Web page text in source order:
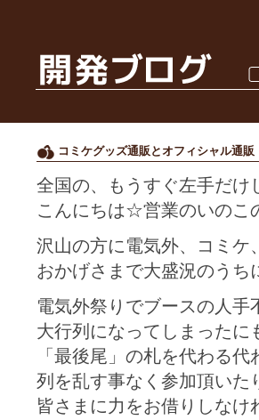
コミケグッズ通販とオフィシャル通販
全国の、もうすぐ左手だけ
こんにちは☆営業のいのこ
沢山の方に電気外、コミケ
おかげさまで大盛況のう
電気外祭りでブースの人手
大行列になってしまったに
「最後尾」の札を代わる
列を乱す事なく参加頂いた
皆さまに力をお借りしな